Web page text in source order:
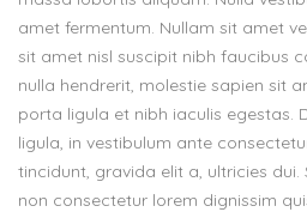
amet fermentum. Nullam sit amet
sit amet nisl suscipit nibh faucibus
nulla hendrerit, molestie sapien sit
porta ligula et nibh iaculis egestas.
ligula, in vestibulum ante
tincidunt, gravida elit a, ultricies dui.
non consectetur lorem dignissim